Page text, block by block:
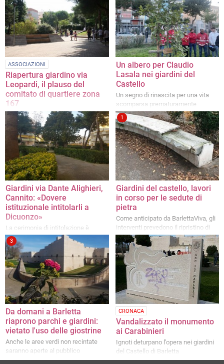
ASSOCIAZIONI
Riapertura giardino via
Leopardi, il plauso del
comitato di quartiere zona
167
La nota firmata dal presidente
Giuseppe Di Bari
Un albero per Claudio
Lasala nei giardini del
Castello
Un segno di rinascita per una vita
scomparsa prematuramente
Giardini via Dante Alighieri,
Cannito: «Dovere
istituzionale intitolarli a
Dicuonzo»
La cerimonia di intitolazione è
prevista per oggi alle 18
1
Giardini del castello, lavori
in corso per le sedute di
pietra
Come anticipato da BarlettaViva, gli
interventi prevedono il ripristino di
alcune sedute e la sostituzione di
alcuni blocchi di calcestruzzo
3
Da domani a Barletta
riaprono parchi e giardini:
vietato l'uso delle giostrine
Anche le aree verdi non recintate
saranno aperte al pubblico
CRONACA
Vandalizzato il monumento
ai Carabinieri
Ignoti deturpano l'opera nei giardini
del Castello di Barletta